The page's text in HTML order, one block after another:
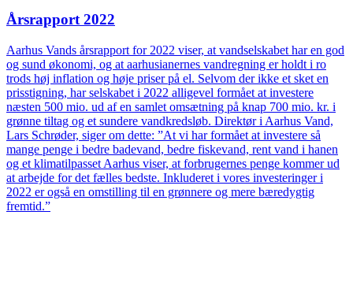
Årsrapport 2022
Aarhus Vands årsrapport for 2022 viser, at vandselskabet har en god
og sund økonomi, og at aarhusianernes vandregning er holdt i ro
trods høj inflation og høje priser på el. Selvom der ikke et sket en
prisstigning, har selskabet i 2022 alligevel formået at investere
næsten 500 mio. ud af en samlet omsætning på knap 700 mio. kr. i
grønne tiltag og et sundere vandkredsløb. Direktør i Aarhus Vand,
Lars Schrøder, siger om dette: ”At vi har formået at investere så
mange penge i bedre badevand, bedre fiskevand, rent vand i hanen
og et klimatilpasset Aarhus viser, at forbrugernes penge kommer ud
at arbejde for det fælles bedste. Inkluderet i vores investeringer i
2022 er også en omstilling til en grønnere og mere bæredygtig
fremtid.”